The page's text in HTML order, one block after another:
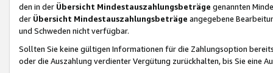
den in der Übersicht Mindestauszahlungsbeträge genannten
der Übersicht Mindestauszahlungsbeträge angegebene
und Schweden nicht verfügbar.
Sollten Sie keine gültigen Informationen für die Zahlungsoption
oder die Auszahlung verdienter Vergütung zurückhalten, bis Sie